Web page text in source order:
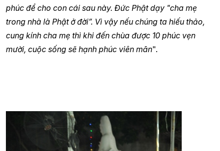
phúc để cho con cái sau này. Đức Phật dạy "cha mẹ
trong nhà là Phật ở đời”. Vì vậy nếu chúng ta hiếu thảo,
cung kính cha mẹ thì khi đến chùa được 10 phúc vẹn
mười, cuộc sống sẽ hạnh phúc viên mãn".